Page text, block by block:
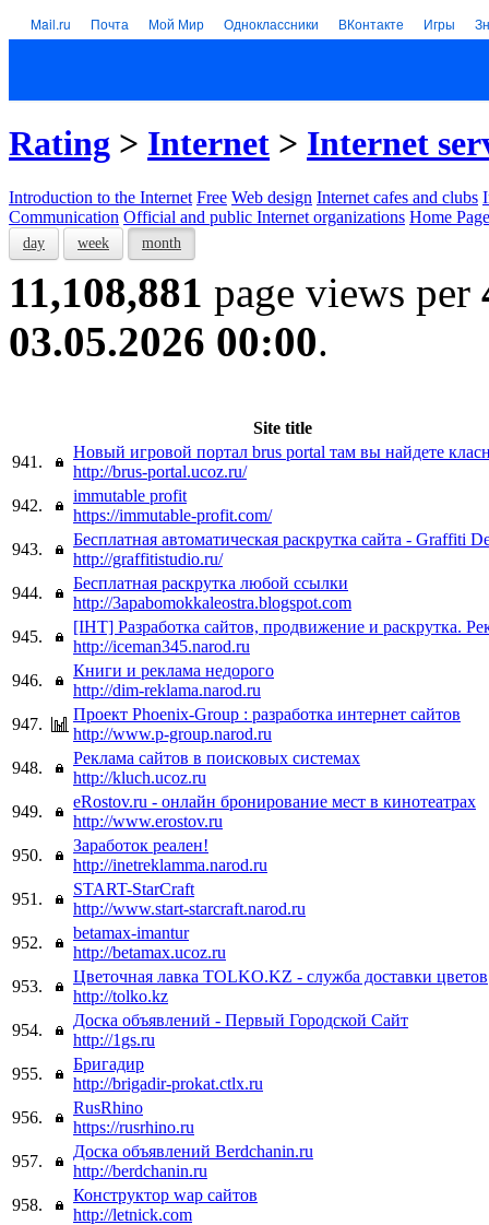
Mail.ru Почта Мой Мир Одноклассники ВКонтакте Игры
Rating > Internet > Internet
Introduction to the Internet Free Web design Internet cafes and clubs
Communication Official and public Internet organizations Home
day week month
11,108,881 page views per
03.05.2026 00:00.
Site title
941.
Новый игровой портал brus portal там вы найдете
http://brus-portal.ucoz.ru/
942.
immutable profit
https://immutable-profit.com/
943.
Бесплатная автоматическая раскрутка сайта - Graffiti
http://graffitistudio.ru/
944.
Бесплатная раскрутка любой ссылки
http://3apabomokkaleostra.blogspot.com
945.
[IHT] Разработка сайтов, продвижение и раскрутка.
http://iceman345.narod.ru
946.
Книги и реклама недорого
http://dim-reklama.narod.ru
947.
Проект Phoenix-Group : разработка интернет сайтов
http://www.p-group.narod.ru
948.
Реклама сайтов в поисковых системах
http://kluch.ucoz.ru
949.
eRostov.ru - онлайн бронирование мест в кинотеатрах
http://www.erostov.ru
950.
Заработок реален!
http://inetreklamma.narod.ru
951.
START-StarCraft
http://www.start-starcraft.narod.ru
952.
betamax-imantur
http://betamax.ucoz.ru
953.
Цветочная лавка TOLKO.KZ - служба доставки цветов
http://tolko.kz
954.
Доска объявлений - Первый Городской Сайт
http://1gs.ru
955.
Бригадир
http://brigadir-prokat.ctlx.ru
956.
RusRhino
https://rusrhino.ru
957.
Доска объявлений Berdchanin.ru
http://berdchanin.ru
958.
Конструктор wap сайтов
http://letnick.com